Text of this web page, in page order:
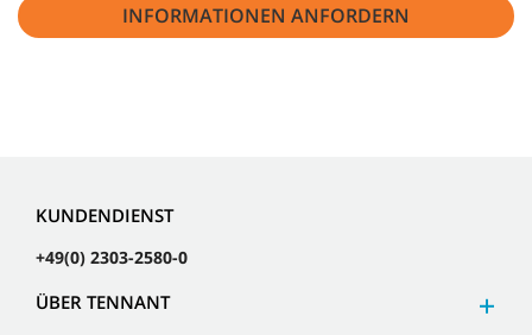
INFORMATIONEN ANFORDERN
KUNDENDIENST
+49(0) 2303-2580-0
ÜBER TENNANT